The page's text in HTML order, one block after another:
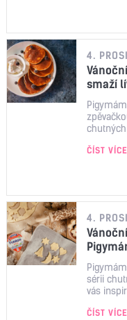
4.
smaží
ČÍST VÍCE
4.
sérii
vás
ČÍST VÍCE